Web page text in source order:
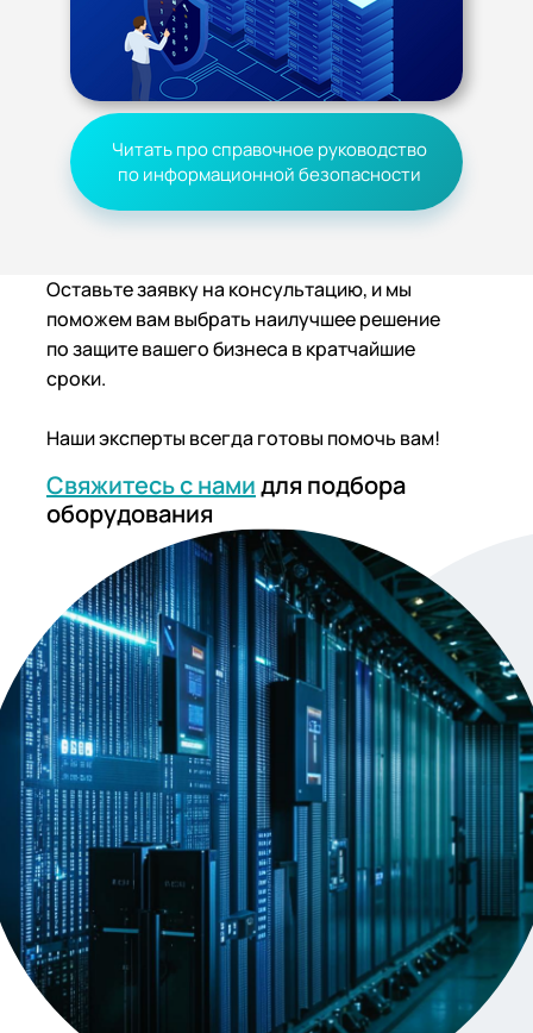
Читать про справочное руководство
по информационной безопасности
Оставьте заявку на консультацию, и мы
поможем вам выбрать наилучшее решение
по защите вашего бизнеса в кратчайшие
сроки.
Наши эксперты всегда готовы помочь вам!
Свяжитесь с намидля подбора
оборудования